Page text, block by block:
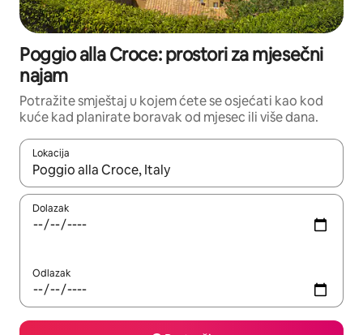
Poggio alla Croce: prostori za mjesečni
najam
Potražite smještaj u kojem ćete se osjećati kao kod
kuće kad planirate boravak od mjesec ili više dana.
Lokacija
Kada budu dostupni rezultati, moći ćete ih pregledati
Dolazak
Odlazak